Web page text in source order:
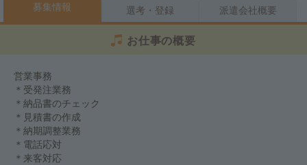
募集情報 選考・登録 派遣会社概要
お仕事の概要
営業事務
＊受発注業務
＊納品書のチェック
＊見積書の作成
＊納期調整業務
＊電話応対
＊来客対応